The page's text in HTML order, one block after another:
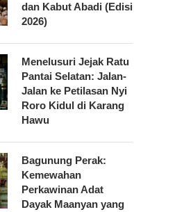
dan Kabut Abadi (Edisi
2026)
Menelusuri Jejak Ratu
Pantai Selatan: Jalan-
Jalan ke Petilasan Nyi
Roro Kidul di Karang
Hawu
Bagunung Perak:
Kemewahan
Perkawinan Adat
Dayak Maanyan yang